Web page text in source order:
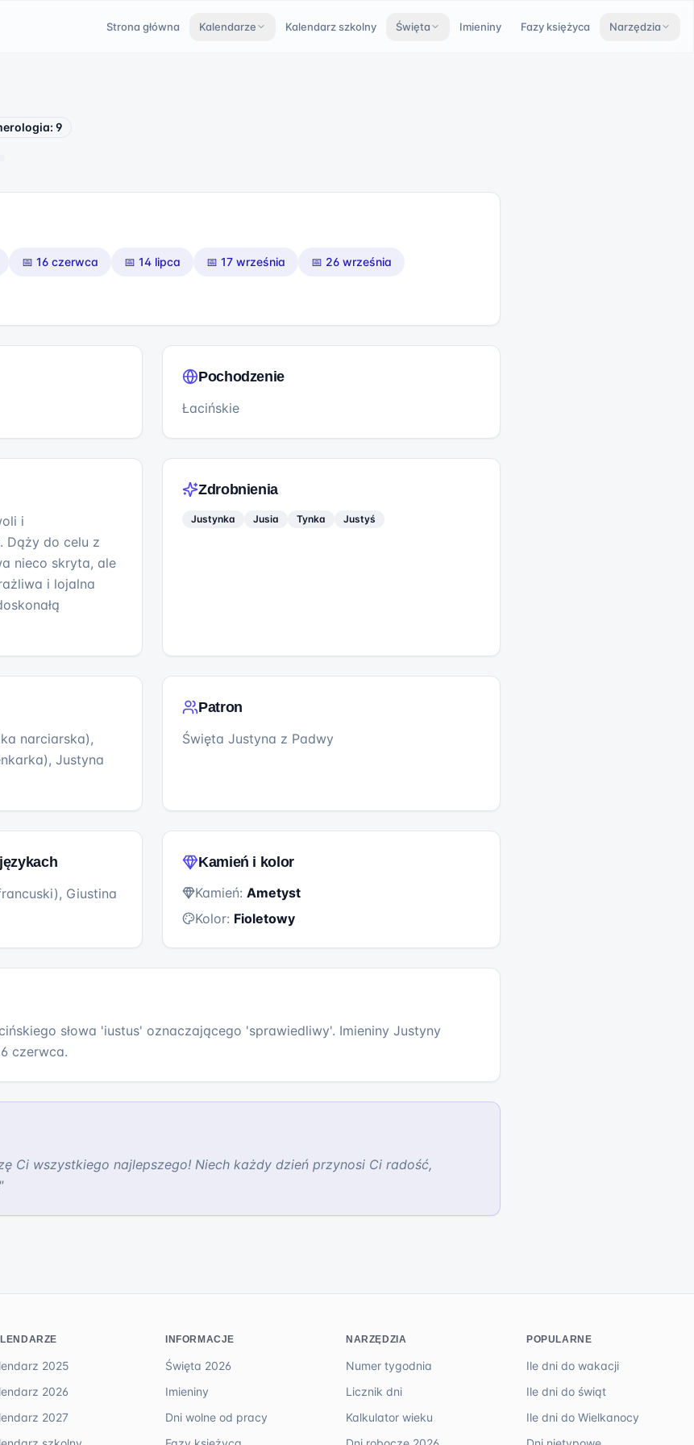
Strona główna Kalendarze Kalendarz szkolny Święta Imieniny Fazy księżyca Narzędzia
9
📅 16 czerwca 📅 14 lipca 📅 17 września 📅 26 września
Pochodzenie
Łacińskie
i
Dąży do celu z
nieco skryta, ale
i lojalna
Zdrobnienia
Justynka Jusia Tynka Justyś
narciarska),
Justyna
Patron
Święta Justyna z Padwy
Giustina
Kamień i kolor
Kamień: Ametyst
Kolor: Fioletowy
słowa 'iustus' oznaczającego 'sprawiedliwy'. Imieniny Justyny
czerwca.
Ci wszystkiego najlepszego! Niech każdy dzień przynosi Ci radość,
"
2025
2026
2027
INFORMACJE
Święta 2026
Imieniny
Dni wolne od pracy
NARZĘDZIA
Numer tygodnia
Licznik dni
Kalkulator wieku
POPULARNE
Ile dni do wakacji
Ile dni do świąt
Ile dni do Wielkanocy